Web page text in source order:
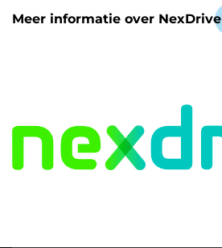
Meer informatie over NexDrive